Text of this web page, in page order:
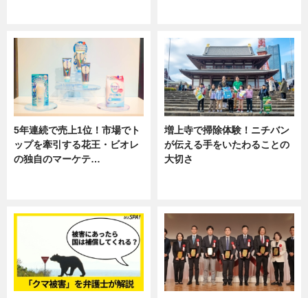
5年連続で売上1位！市場でト
ップを牽引する花王・ビオレ
の独自のマーケテ…
増上寺で掃除体験！ニチバン
が伝える手をいたわることの
大切さ